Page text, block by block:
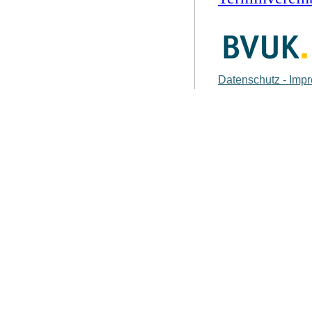
Datenschutz -